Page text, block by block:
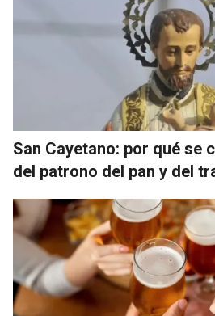
San Cayetano: por qué se
del patrono del pan y del